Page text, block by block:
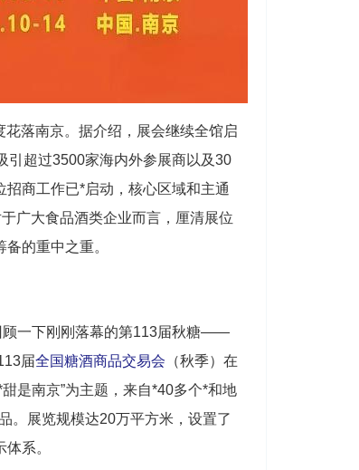
花落南京。据介绍，展会继续全馆启
引超过3500家海内外参展商以及30
商工作已*启动，核心区域和主通
广大食品酒类企业而言，厘清展位
的重中之重。
顾一下刚刚落幕的第113届秋糖——
届全国糖酒商品交易会 （秋季）在
是南京”为主题，来自*40多个*和地
。展览规模达20万平方米，设置了
系。